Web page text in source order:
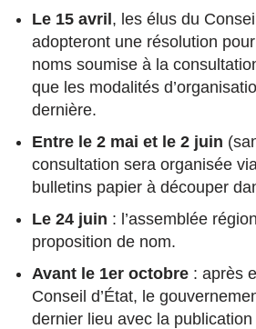
Le 15 avril , les élus du
adopteront une résolution
noms soumise à la
que les modalités
dernière.
Entre le 2 mai et le 2 juin
consultation sera organisée
bulletins papier à découper
Le 24 juin : l’assemblée
proposition de nom.
Avant le 1er octobre : après
Conseil d’État, le
dernier lieu avec la publication